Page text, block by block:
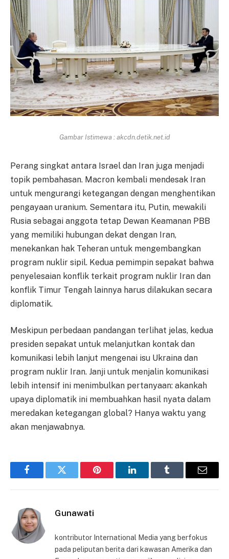
Gambar Istimewa : akcdn.detik.net.id
Perang singkat antara Israel dan Iran juga menjadi
topik pembahasan. Macron kembali mendesak Iran
untuk mengurangi ketegangan dengan menghentikan
pengayaan uranium. Sementara itu, Putin, mewakili
Rusia sebagai anggota tetap Dewan Keamanan PBB
yang memiliki hubungan dekat dengan Iran,
menekankan hak Teheran untuk mengembangkan
program nuklir sipil. Kedua pemimpin sepakat bahwa
penyelesaian konflik terkait program nuklir Iran dan
konflik Timur Tengah lainnya harus dilakukan secara
diplomatik.
Meskipun perbedaan pandangan terlihat jelas, kedua
presiden sepakat untuk melanjutkan kontak dan
komunikasi lebih lanjut mengenai isu Ukraina dan
program nuklir Iran. Janji untuk menjalin komunikasi
lebih intensif ini menimbulkan pertanyaan: akankah
upaya diplomatik ini membuahkan hasil nyata dalam
meredakan ketegangan global? Hanya waktu yang
akan menjawabnya.
FacebookTwitter Pinterest LinkedInTumblr Email
Gunawati
kontributor International Media yang berfokus
pada peliputan berita dari kawasan Amerika dan